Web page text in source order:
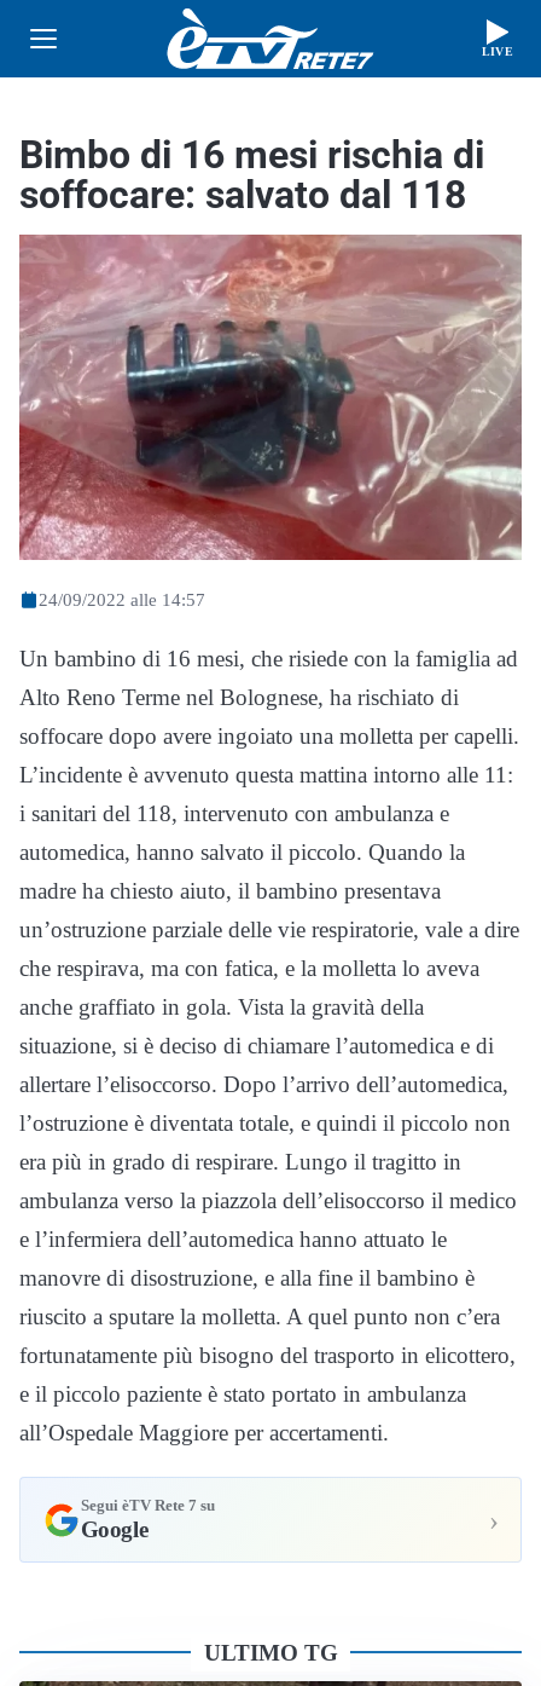
LIVE
Bimbo di 16 mesi rischia di
soffocare: salvato dal 118
24/09/2022 alle 14:57
Un bambino di 16 mesi, che risiede con la famiglia ad
Alto Reno Terme nel Bolognese, ha rischiato di
soffocare dopo avere ingoiato una molletta per capelli.
L’incidente è avvenuto questa mattina intorno alle 11:
i sanitari del 118, intervenuto con ambulanza e
automedica, hanno salvato il piccolo. Quando la
madre ha chiesto aiuto, il bambino presentava
un’ostruzione parziale delle vie respiratorie, vale a dire
che respirava, ma con fatica, e la molletta lo aveva
anche graffiato in gola. Vista la gravità della
situazione, si è deciso di chiamare l’automedica e di
allertare l’elisoccorso. Dopo l’arrivo dell’automedica,
l’ostruzione è diventata totale, e quindi il piccolo non
era più in grado di respirare. Lungo il tragitto in
ambulanza verso la piazzola dell’elisoccorso il medico
e l’infermiera dell’automedica hanno attuato le
manovre di disostruzione, e alla fine il bambino è
riuscito a sputare la molletta. A quel punto non c’era
fortunatamente più bisogno del trasporto in elicottero,
e il piccolo paziente è stato portato in ambulanza
all’Ospedale Maggiore per accertamenti.
Segui èTV Rete 7 su
Google ›
ULTIMO TG